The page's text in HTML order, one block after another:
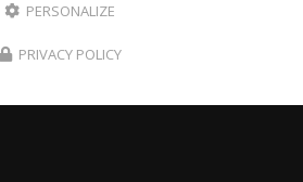
PERSONALIZE
PRIVACY POLICY